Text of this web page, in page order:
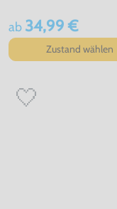
ab 34,99 €
Zustand wählen